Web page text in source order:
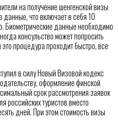
на получение шенгенской визы
что включает в себя 10
Биометрические данные необходимо
консульство может попросить
процедура проходит быстро, все
в силу Новый Визовой кодекс
оформление финской
срок рассмотрения заявок
российских туристов вместо
дней. При этом стоимость визы